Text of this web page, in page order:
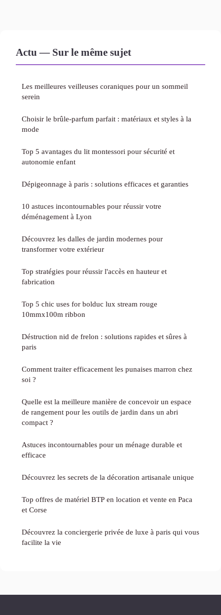
Actu — Sur le même sujet
Les meilleures veilleuses coraniques pour un sommeil
serein
Choisir le brûle-parfum parfait : matériaux et styles à la
mode
Top 5 avantages du lit montessori pour sécurité et
autonomie enfant
Dépigeonnage à paris : solutions efficaces et garanties
10 astuces incontournables pour réussir votre
déménagement à Lyon
Découvrez les dalles de jardin modernes pour
transformer votre extérieur
Top stratégies pour réussir l'accès en hauteur et
fabrication
Top 5 chic uses for bolduc lux stream rouge
10mmx100m ribbon
Déstruction nid de frelon : solutions rapides et sûres à
paris
Comment traiter efficacement les punaises marron chez
soi ?
Quelle est la meilleure manière de concevoir un espace
de rangement pour les outils de jardin dans un abri
compact ?
Astuces incontournables pour un ménage durable et
efficace
Découvrez les secrets de la décoration artisanale unique
Top offres de matériel BTP en location et vente en Paca
et Corse
Découvrez la conciergerie privée de luxe à paris qui vous
facilite la vie